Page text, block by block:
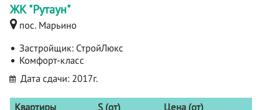
ЖК "Рутаун"
пос. Марьино
Застройщик: СтройЛюкс
Комфорт-класс
Дата сдачи: 2017г.
Квартиры S (от) Цена (от)